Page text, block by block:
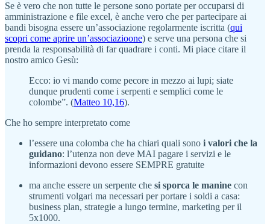
Se è vero che non tutte le persone sono portate per occuparsi di
amministrazione e file excel, è anche vero che per partecipare ai
bandi bisogna essere un’associazione regolarmente iscritta (qui
scopri come aprire un’associazioone) e serve una persona che si
prenda la responsabilità di far quadrare i conti. Mi piace citare il
nostro amico Gesù:
Ecco: io vi mando come pecore in mezzo ai lupi; siate
dunque prudenti come i serpenti e semplici come le
colombe”. (Matteo 10,16).
Che ho sempre interpretato come
l’essere una colomba che ha chiari quali sono i valori che la
guidano: l’utenza non deve MAI pagare i servizi e le
informazioni devono essere SEMPRE gratuite
ma anche essere un serpente che si sporca le manine con
strumenti volgari ma necessari per portare i soldi a casa:
business plan, strategie a lungo termine, marketing per il
5x1000.